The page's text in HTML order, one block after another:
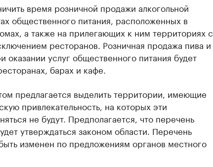
время розничной продажи алкогольной
общественного питания, расположенных в
а также на прилегающих к ним территориях с
ресторанов. Розничная продажа пива и
оказании услуг общественного питания будет
барах и кафе.
предлагается выделить территории, имеющие
привлекательность, на которых эти
не будут. Предполагается, что перечень
утверждаться законом области. Перечень
изменен по предложениям органов местного